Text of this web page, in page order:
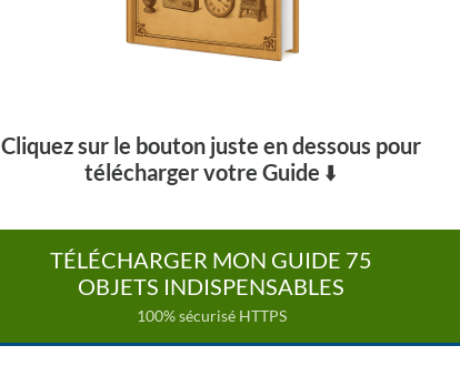
Cliquez sur le bouton juste en dessous pour
télécharger votre Guide ⬇️
TÉLÉCHARGER MON GUIDE 75
OBJETS INDISPENSABLES
100% sécurisé HTTPS